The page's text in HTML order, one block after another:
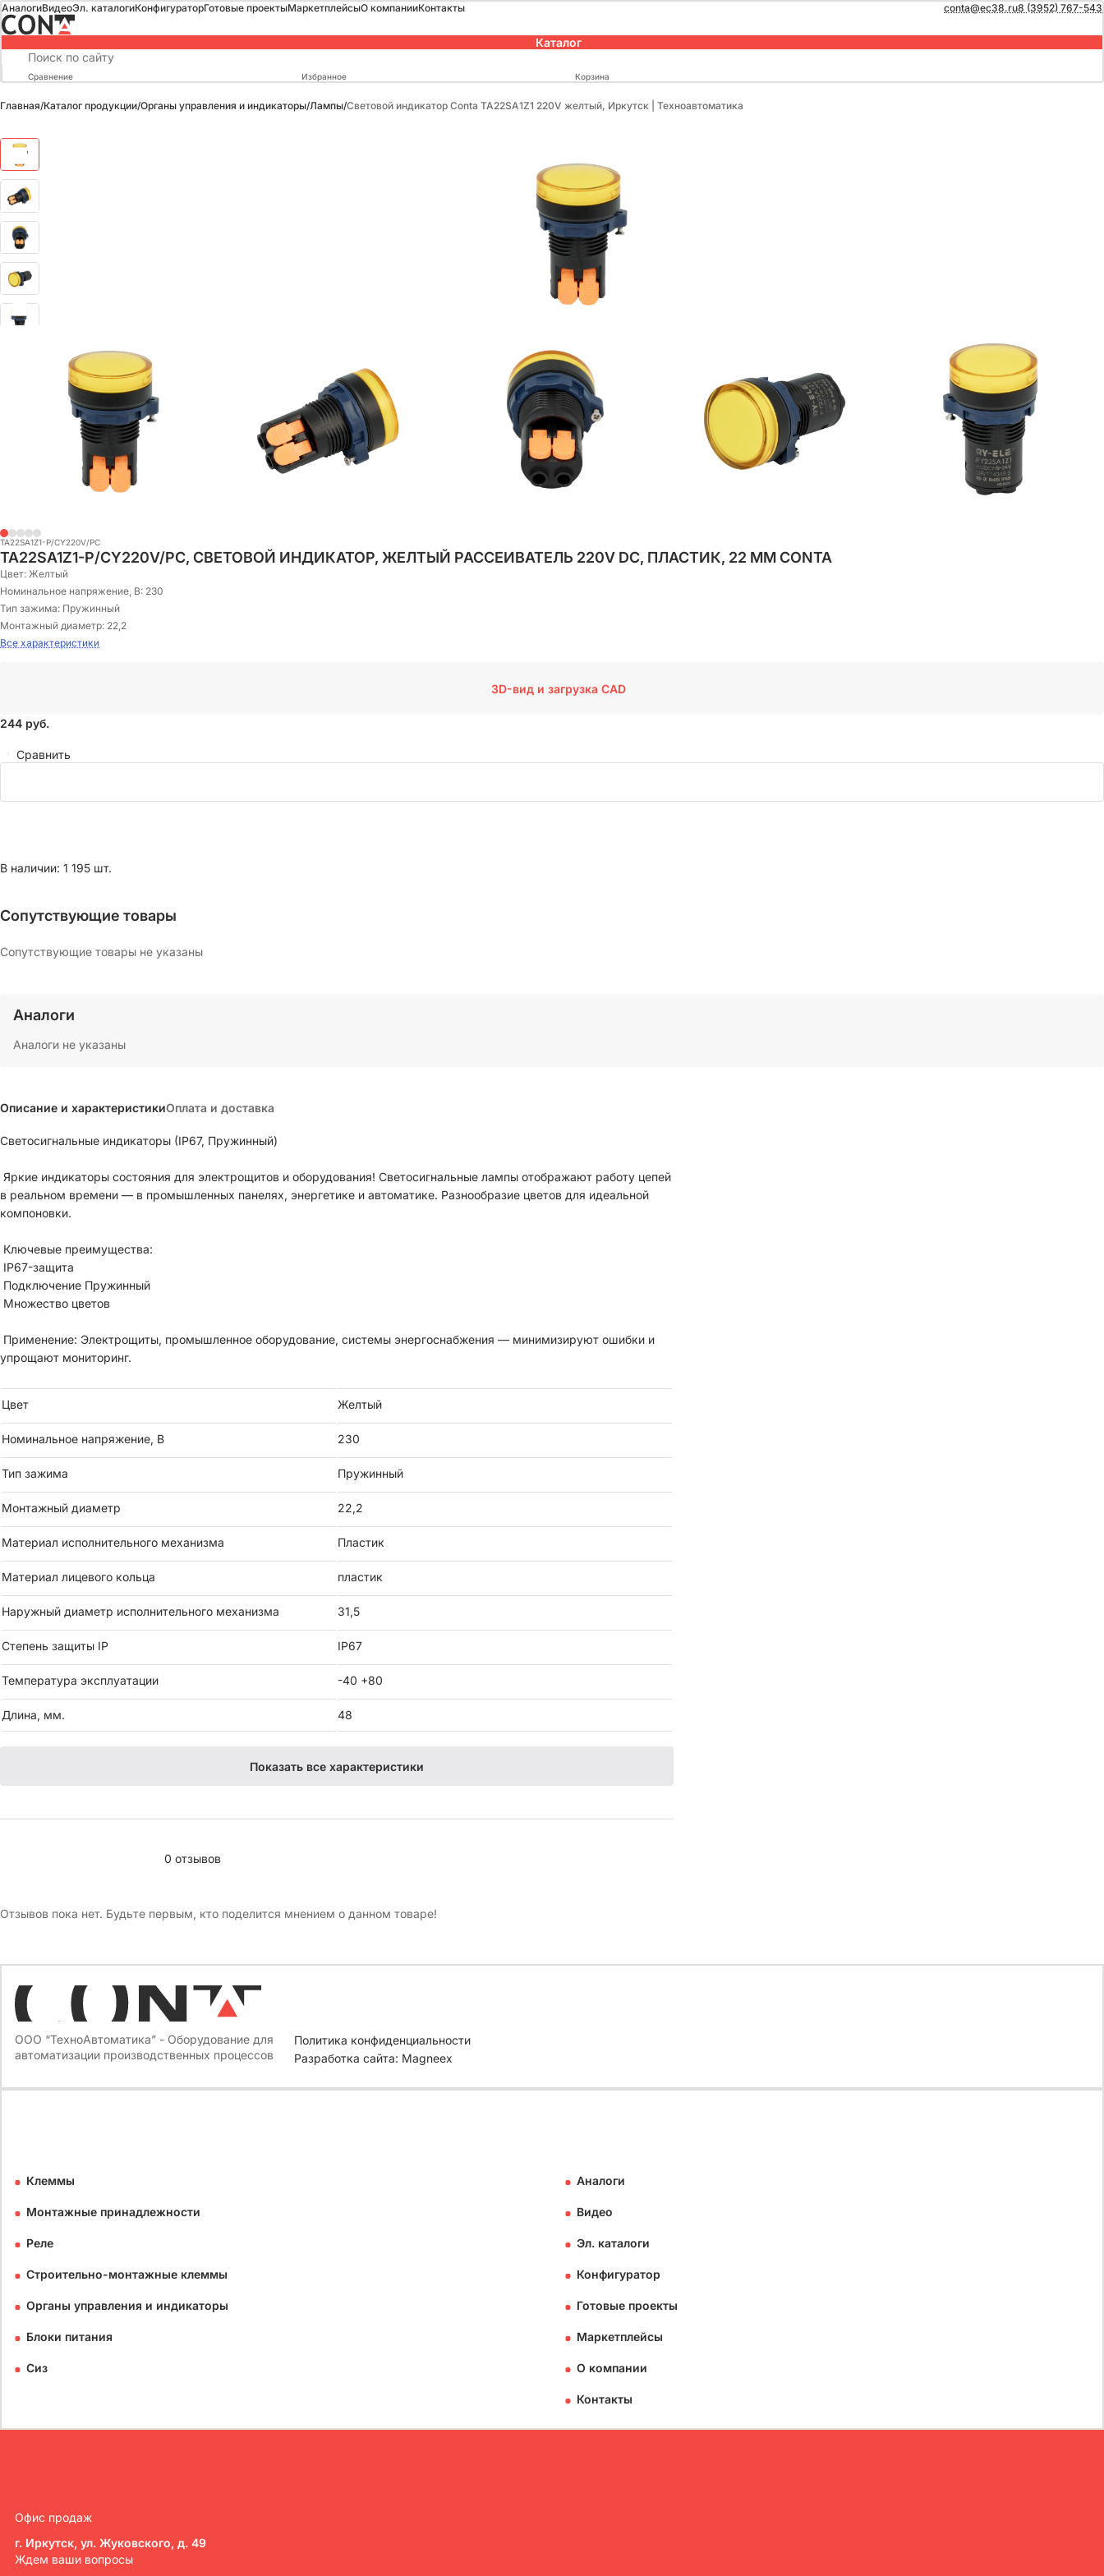
АналогиВидеоЭл. каталогиКонфигураторГотовые проектыМаркетплейсыО компанииКонтакты conta@ec38.ru8 (3952) 767-543
Каталог
Сравнение Избранное Корзина
Главная/Каталог продукции/Органы управления и индикаторы/Лампы/Световой индикатор Conta TA22SA1Z1 220V желтый, Иркутск | Техноавтоматика
TA22SA1Z1-P/CY220V/PC
TA22SA1Z1-P/CY220V/PC, СВЕТОВОЙ ИНДИКАТОР, ЖЕЛТЫЙ РАССЕИВАТЕЛЬ 220V DC, ПЛАСТИК, 22 ММ CONTA
Цвет: Желтый
Номинальное напряжение, В: 230
Тип зажима: Пружинный
Монтажный диаметр: 22,2
Все характеристики
3D-вид и загрузка CAD
244 руб.
Сравнить
В наличии: 1 195 шт.
Сопутствующие товары
Сопутствующие товары не указаны
Аналоги
Аналоги не указаны
Описание и характеристикиОплата и доставка
Светосигнальные индикаторы (IP67, Пружинный)
Яркие индикаторы состояния для электрощитов и оборудования! Светосигнальные лампы отображают работу цепей
в реальном времени — в промышленных панелях, энергетике и автоматике. Разнообразие цветов для идеальной
компоновки.
Ключевые преимущества:
IP67-защита
Подключение Пружинный
Множество цветов
Применение: Электрощиты, промышленное оборудование, системы энергоснабжения — минимизируют ошибки и
упрощают мониторинг.
Цвет Желтый
Номинальное напряжение, В 230
Тип зажима Пружинный
Монтажный диаметр 22,2
Материал исполнительного механизма Пластик
Материал лицевого кольца пластик
Наружный диаметр исполнительного механизма 31,5
Степень защиты IP IP67
Температура эксплуатации -40 +80
Длина, мм. 48
Показать все характеристики
0 отзывов
Отзывов пока нет. Будьте первым, кто поделится мнением о данном товаре!
ООО “ТехноАвтоматика” - Оборудование для
автоматизации производственных процессов
Политика конфиденциальности
Разработка сайта: Magneex
Клеммы
Монтажные принадлежности
Реле
Строительно-монтажные клеммы
Органы управления и индикаторы
Блоки питания
Сиз
Аналоги
Видео
Эл. каталоги
Конфигуратор
Готовые проекты
Маркетплейсы
О компании
Контакты
Офис продаж
г. Иркутск, ул. Жуковского, д. 49
Ждем ваши вопросы